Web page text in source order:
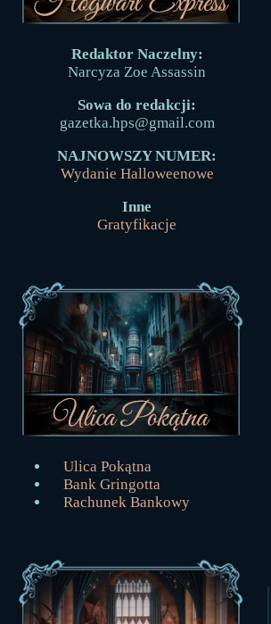
Redaktor Naczelny:
Narcyza Zoe Assassin
Sowa do redakcji:
gazetka.hps@gmail.com
NAJNOWSZY NUMER:
Wydanie Halloweenowe
Inne
Gratyfikacje
Ulica Pokątna
Bank Gringotta
Rachunek Bankowy